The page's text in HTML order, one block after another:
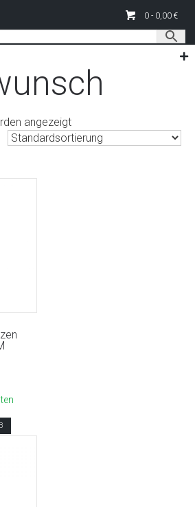
0 - 0,00 €
/ Produkte verschlagwortet mit
angezeigt